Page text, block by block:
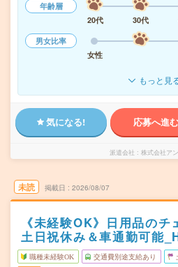
年齢層
20代
30代
男女比率
女性
もっと見
気になる! 応募へ進む
派遣会社 株式会社ア
未読 掲載日 2026/08/07
《未経験OK》日用品の
土日祝休み＆車通勤可能
職種未経験OK 交通費別途支給あり